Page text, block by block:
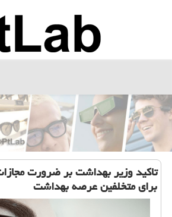
تاكید وزیر بهداشت بر ضرورت
برای متخلفین عرصه بهداشت